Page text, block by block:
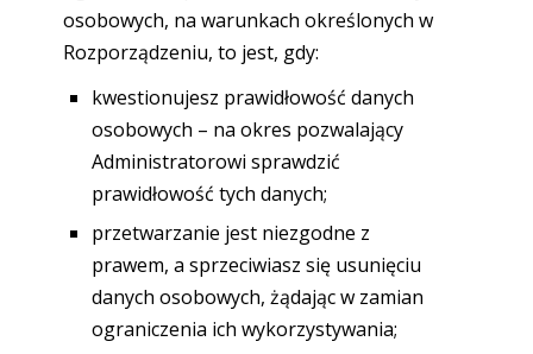
osobowych, na warunkach określonych w
Rozporządzeniu, to jest, gdy:
kwestionujesz prawidłowość danych
osobowych – na okres pozwalający
Administratorowi sprawdzić
prawidłowość tych danych;
przetwarzanie jest niezgodne z
prawem, a sprzeciwiasz się usunięciu
danych osobowych, żądając w zamian
ograniczenia ich wykorzystywania;